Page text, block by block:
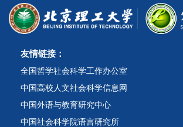
友情链接：
全国哲学社会科学工作办公室
中国高校人文社会科学信息网
中国外语与教育研究中心
中国社会科学院语言研究所